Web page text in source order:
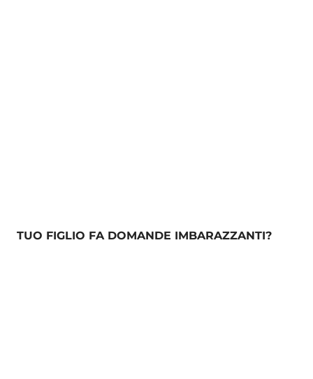
TUO FIGLIO FA DOMANDE IMBARAZZANTI?